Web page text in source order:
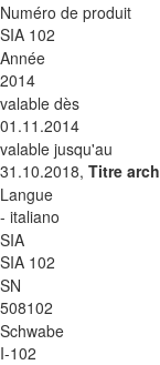
Numéro de produit
SIA 102
Année
2014
valable dès
01.11.2014
valable jusqu'au
31.10.2018, Titre
Langue
- italiano
SIA
SIA 102
SN
508102
Schwabe
I-102